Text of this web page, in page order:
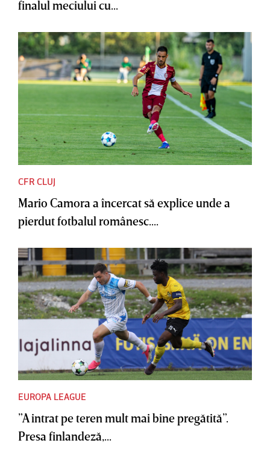
finalul meciului cu...
CFR CLUJ
Mario Camora a încercat să explice unde a
pierdut fotbalul românesc....
EUROPA LEAGUE
”A intrat pe teren mult mai bine pregătită”.
Presa finlandeză,...